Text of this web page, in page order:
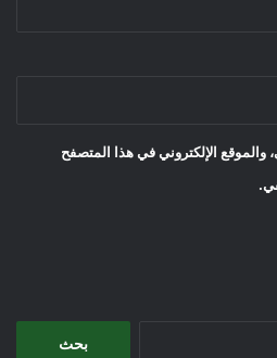
والموقع الإلكتروني في هذا المتصفح